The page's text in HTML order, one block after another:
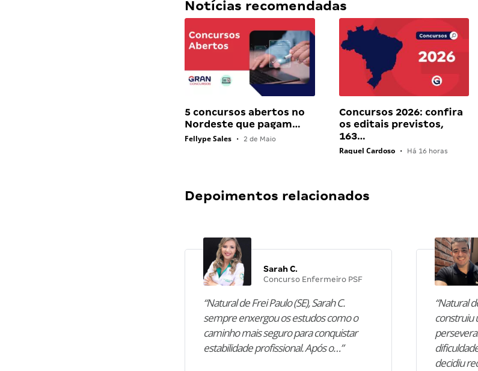
Notícias recomendadas
5 concursos abertos no
Nordeste que pagam…
Fellype Sales • 2 de Maio
Concursos 2026: confira
os editais previstos,
163…
Raquel Cardoso • Há 16 horas
Depoimentos relacionados
Sarah C.
Concurso Enfermeiro PSF
“Natural de Frei Paulo (SE), Sarah C.
sempre enxergou os estudos como o
caminho mais seguro para conquistar
estabilidade profissional. Após o…”
“Natural
construiu
decidiu